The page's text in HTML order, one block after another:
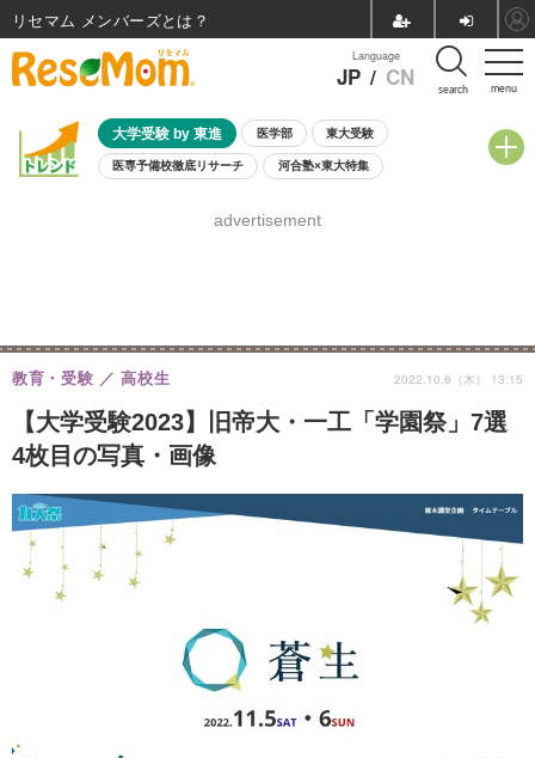
menu
Language
JP / CN search
大学受験 by 東進 医学部 東大受験
医専予備校徹底リサーチ 河合塾×東大特集
8月開催学校説明会・相談会
advertisement
【大学受験2023】旧帝大・一工「学園祭」7選
4枚目の写真・画像
教育・受験 高校生 2022.10.6（木） 13:15
リセマム メンバーズ